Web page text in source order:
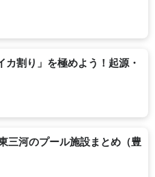
カ割り」を極めよう！起源・
三河のプール施設まとめ（豊